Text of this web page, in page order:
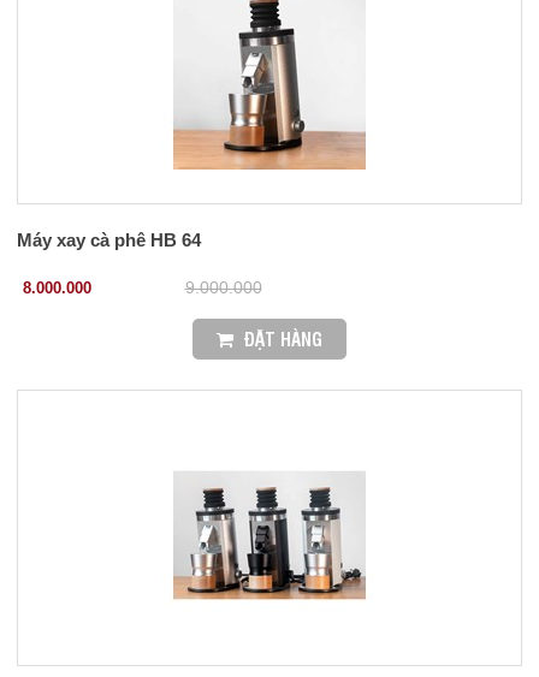
Máy xay cà phê HB 64
8.000.000 9.000.000
ĐẶT HÀNG